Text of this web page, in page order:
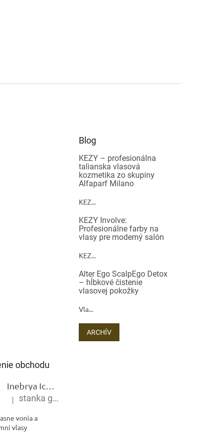
Blog
KEZY – profesionálna
talianska vlasová
kozmetika zo skupiny
Alfaparf Milano
KEZ...
KEZY Involve:
Profesionálne farby na
vlasy pre moderný salón
KEZ...
Alter Ego ScalpEgo Detox
– hĺbkové čistenie
vlasovej pokožky
Vla...
ARCHÍV
obchodu
Inebrya Ice Cream Keratin Restructuring Mask – reštrukturalizačná maska s keratínom 1000 ml
Hodnotenie produktu je 5 z 5 hviezdičiek.
| stanka gramblickova
vonia a
vlasy